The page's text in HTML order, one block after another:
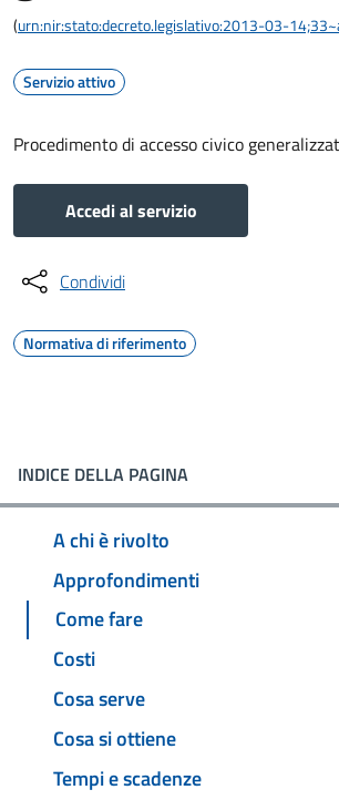
(urn:nir:stato:decreto.legislativo:2013-03-
Servizio attivo
Procedimento di accesso civico
Accedi al servizio
Condividi
Normativa di riferimento
INDICE DELLA PAGINA
A chi è rivolto
Approfondimenti
Come fare
Costi
Cosa serve
Cosa si ottiene
Tempi e scadenze